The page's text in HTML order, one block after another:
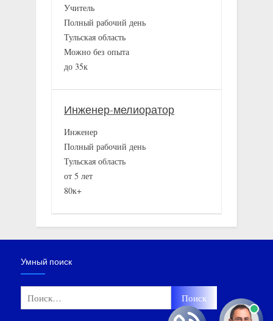
Учитель
Полный рабочий день
Тульская область
Можно без опыта
до 35к
Инженер-мелиоратор
Инженер
Полный рабочий день
Тульская область
от 5 лет
80к+
Умный поиск